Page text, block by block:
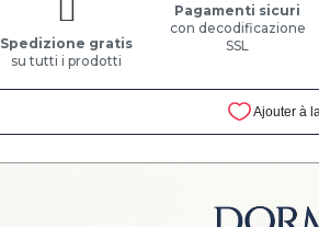
Spedizione gratis
su tutti i prodotti
Pagamenti sicuri
con decodificazione
SSL